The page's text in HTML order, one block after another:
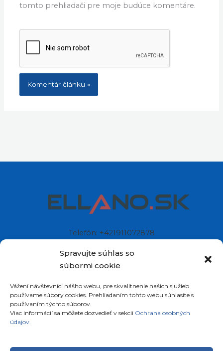
Spravujte súhlas so
súbormi cookie
Vážení návštevníci nášho webu, pre skvalitnenie našich služieb
používame súbory cookies. Prehliadaním tohto webu súhlasíte s
používaním týchto súborov.
Viac informácií sa môžete dozvedieť v sekcii Ochrana osobných
údajov.
tomto prehliadači pre moje budúce komentáre.
Telefón: +421911072878
Sídlo: Štiavnička 211/49
Slovenská republika